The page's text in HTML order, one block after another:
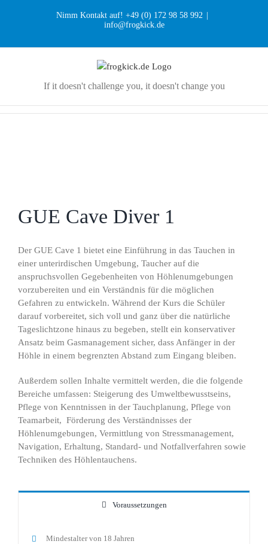
Nimm Kontakt auf! +49 (0) 172 98 58 992
info@frogkick.de
If it doesn't challenge you, it doesn't change you
GUE Cave Diver 1
Der GUE Cave 1 bietet eine Einführung in das Tauchen in
einer unterirdischen Umgebung, Taucher auf die
anspruchsvollen Gegebenheiten von Höhlenumgebungen
vorzubereiten und ein Verständnis für die möglichen
Gefahren zu entwickeln. Während der Kurs die Schüler
darauf vorbereitet, sich voll und ganz über die natürliche
Tageslichtzone hinaus zu begeben, stellt ein konservativer
Ansatz beim Gasmanagement sicher, dass Anfänger in der
Höhle in einem begrenzten Abstand zum Eingang bleiben.
Außerdem sollen Inhalte vermittelt werden, die die folgende
Bereiche umfassen: Steigerung des Umweltbewusstseins,
Pflege von Kenntnissen in der Tauchplanung, Pflege von
Teamarbeit, Förderung des Verständnisses der
Höhlenumgebungen, Vermittlung von Stressmanagement,
Navigation, Erhaltung, Standard- und Notfallverfahren sowie
Techniken des Höhlentauchens.
Voraussetzungen
Mindestalter von 18 Jahren